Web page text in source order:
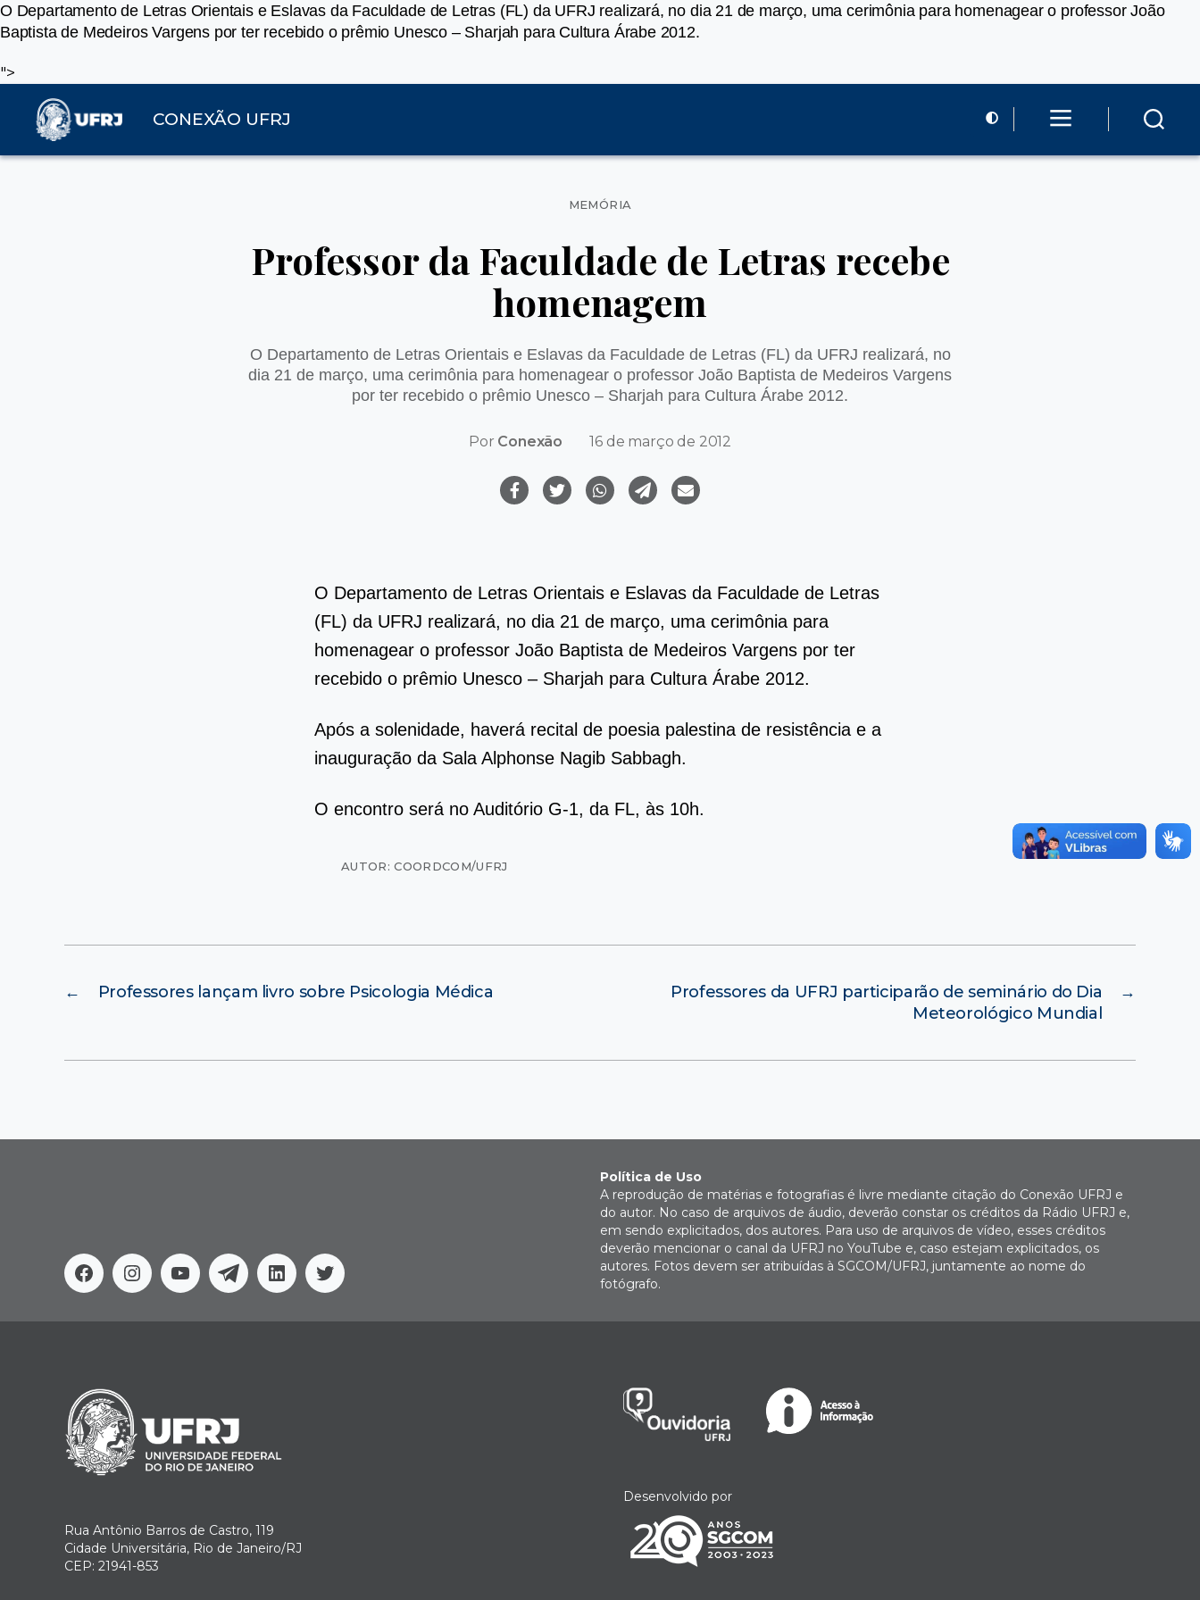
O Departamento de Letras Orientais e Eslavas da Faculdade de Letras (FL) da UFRJ realizará, no dia 21 de março, uma cerimônia para homenagear o professor João
Baptista de Medeiros Vargens por ter recebido o prêmio Unesco – Sharjah para Cultura Árabe 2012.
">
CONEXÃO UFRJ
Categorias
MEMÓRIA
Professor da Faculdade de Letras recebe
homenagem
O Departamento de Letras Orientais e Eslavas da Faculdade de Letras (FL) da UFRJ realizará, no
dia 21 de março, uma cerimônia para homenagear o professor João Baptista de Medeiros Vargens
por ter recebido o prêmio Unesco – Sharjah para Cultura Árabe 2012.
Por Conexão 16 de março de 2012
O Departamento de Letras Orientais e Eslavas da Faculdade de Letras
(FL) da UFRJ realizará, no dia 21 de março, uma cerimônia para
homenagear o professor João Baptista de Medeiros Vargens por ter
recebido o prêmio Unesco – Sharjah para Cultura Árabe 2012.
Após a solenidade, haverá recital de poesia palestina de resistência e a
inauguração da Sala Alphonse Nagib Sabbagh.
O encontro será no Auditório G-1, da FL, às 10h.
AUTOR: COORDCOM/UFRJ
← Professores lançam livro sobre Psicologia Médica →
Professores da UFRJ participarão de seminário do Dia
Meteorológico Mundial
FacebookInstagram
YoutubeTelegramLinkedinTwitter
Política de Uso
A reprodução de matérias e fotografias é livre mediante citação do Conexão UFRJ e
do autor. No caso de arquivos de áudio, deverão constar os créditos da Rádio UFRJ e,
em sendo explicitados, dos autores. Para uso de arquivos de vídeo, esses créditos
deverão mencionar o canal da UFRJ no YouTube e, caso estejam explicitados, os
autores. Fotos devem ser atribuídas à SGCOM/UFRJ, juntamente ao nome do
fotógrafo.
Rua Antônio Barros de Castro, 119
Cidade Universitária, Rio de Janeiro/RJ
CEP: 21941-853
Desenvolvido por